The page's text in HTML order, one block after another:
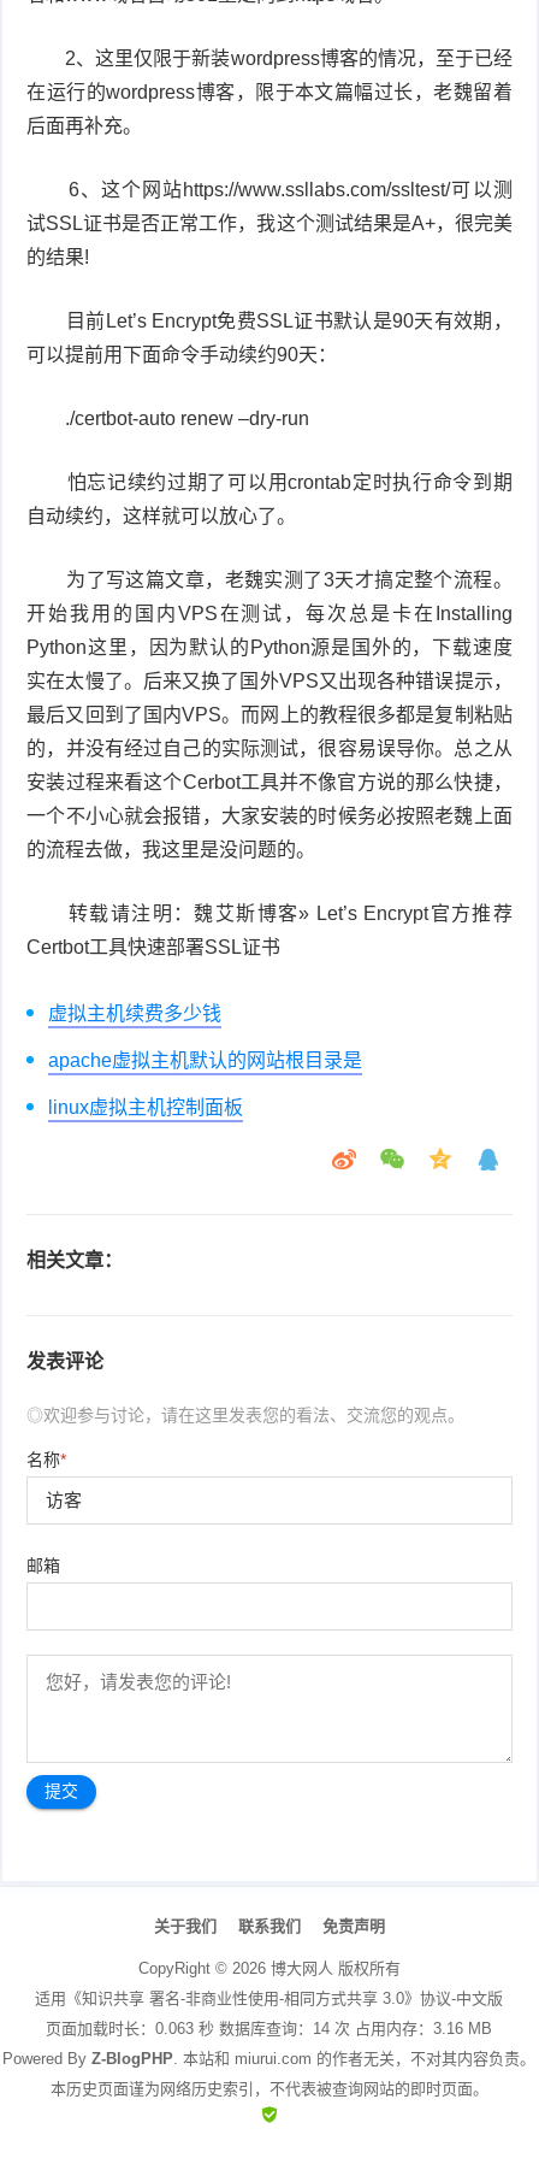
2、这里仅限于新装wordpress博客的情况，至于已经
在运行的wordpress博客，限于本文篇幅过长，老魏留着
后面再补充。
6、这个网站https://www.ssllabs.com/ssltest/可以测
试SSL证书是否正常工作，我这个测试结果是A+，很完美
的结果!
目前Let’s Encrypt免费SSL证书默认是90天有效期，
可以提前用下面命令手动续约90天：
./certbot-auto renew –dry-run
怕忘记续约过期了可以用crontab定时执行命令到期
自动续约，这样就可以放心了。
为了写这篇文章，老魏实测了3天才搞定整个流程。
开始我用的国内VPS在测试，每次总是卡在Installing
Python这里，因为默认的Python源是国外的，下载速度
实在太慢了。后来又换了国外VPS又出现各种错误提示，
最后又回到了国内VPS。而网上的教程很多都是复制粘贴
的，并没有经过自己的实际测试，很容易误导你。总之从
安装过程来看这个Cerbot工具并不像官方说的那么快捷，
一个不小心就会报错，大家安装的时候务必按照老魏上面
的流程去做，我这里是没问题的。
转载请注明：魏艾斯博客» Let’s Encrypt官方推荐
Certbot工具快速部署SSL证书
虚拟主机续费多少钱
apache虚拟主机默认的网站根目录是
linux虚拟主机控制面板
相关文章：
发表评论
◎欢迎参与讨论，请在这里发表您的看法、交流您的观点。
名称*
邮箱
关于我们 联系我们 免责声明
CopyRight © 2026 博大网人 版权所有
适用《知识共享 署名-非商业性使用-相同方式共享 3.0》协议-中文版
页面加载时长：0.063 秒 数据库查询：14 次 占用内存：3.16 MB
Powered ByZ-BlogPHP . 本站和 miurui.com 的作者无关，不对其内容负责。
本历史页面谨为网络历史索引，不代表被查询网站的即时页面。